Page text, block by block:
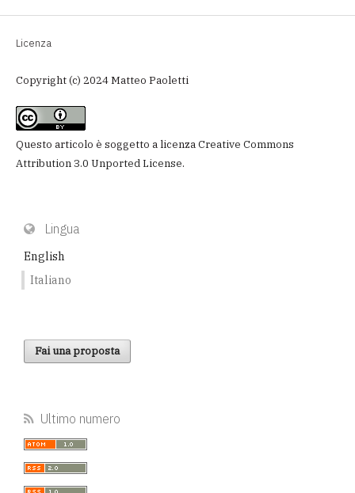
Licenza
Copyright (c) 2024 Matteo Paoletti
Questo articolo è soggetto a licenzaCreative Commons
Attribution 3.0 Unported License.
Lingua
English
Italiano
Fai una proposta
Ultimo numero